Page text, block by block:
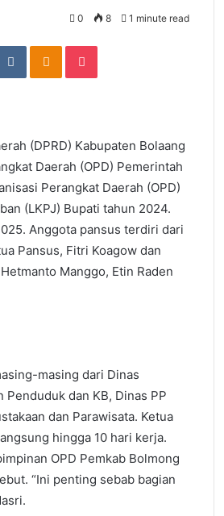
0 8 1 minute read
VKontakteOdnoklassniki
Pocket
(DPRD) Kabupaten Bolaang
Daerah (OPD) Pemerintah
Perangkat Daerah (OPD)
(LKPJ) Bupati tahun 2024.
Anggota pansus terdiri dari
Pansus, Fitri Koagow dan
Manggo, Etin Raden
masing dari Dinas
Penduduk dan KB, Dinas PP
dan Parawisata. Ketua
hingga 10 hari kerja.
OPD Pemkab Bolmong
“Ini penting sebab bagian